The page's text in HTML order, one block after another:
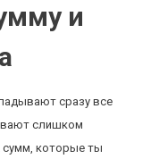
и
сразу все
слишком
сумм, которые ты